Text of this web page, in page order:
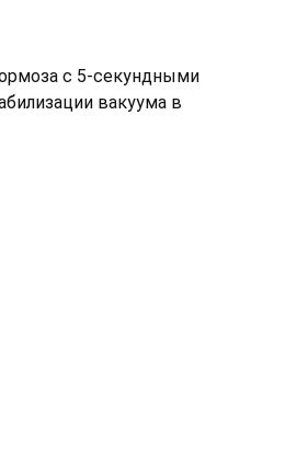
с 5-секундными
вакуума в